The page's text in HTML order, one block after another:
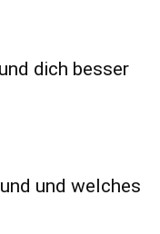
dich besser
und welches